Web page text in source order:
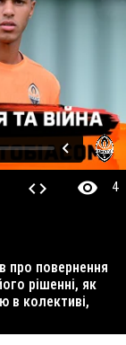
code visibility 4
рішенні, як
в колективі,